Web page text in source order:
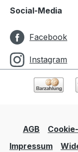
Social-Media
Facebook
Instagram
AGB
Impressum